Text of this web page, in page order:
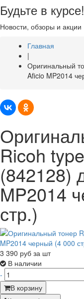
Будьте в курсе!
Новости, обзоры и акции
Главная
|
Оригинальный
Aficio MP2014
Ricoh
(842128)
MP2014
стр.)
3 390 руб за шт
В наличии
-
В корзину